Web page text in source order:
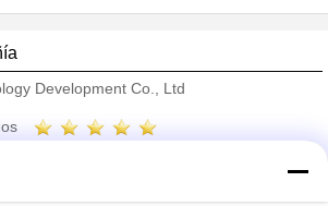
Development Co., Ltd